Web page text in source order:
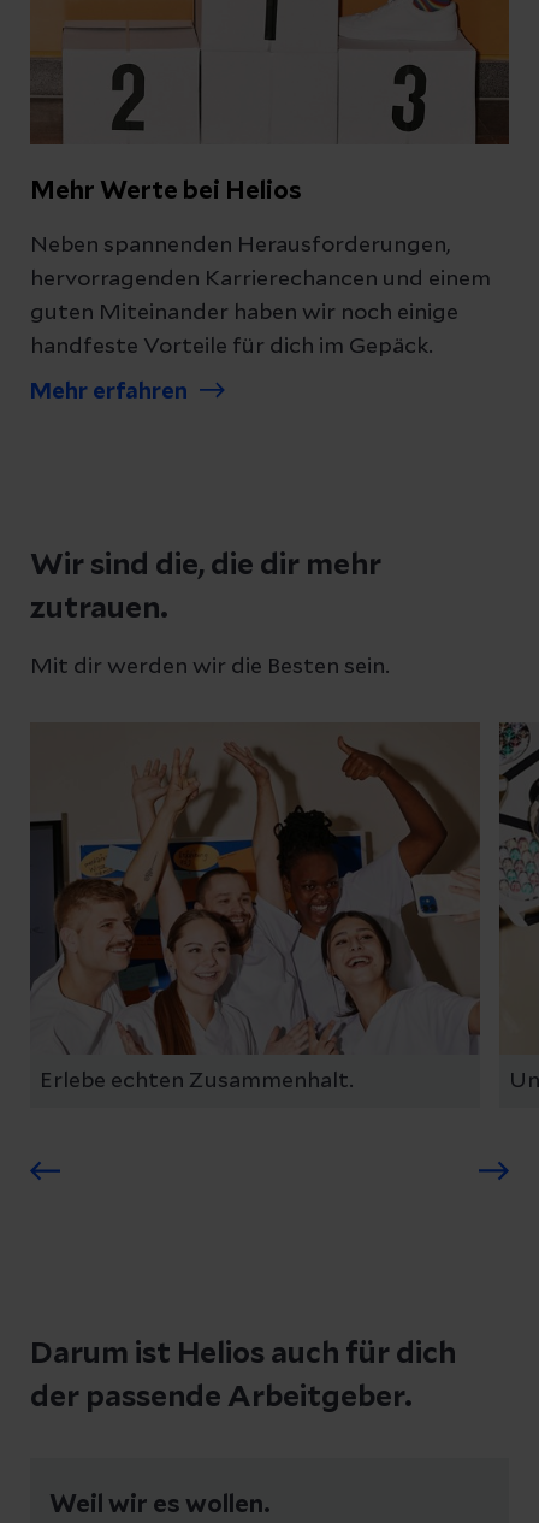
Mehr Werte bei Helios
Neben spannenden Herausforderungen,
hervorragenden Karrierechancen und einem
guten Miteinander haben wir noch einige
handfeste Vorteile für dich im Gepäck.
Mehr erfahren
Wir sind die, die dir mehr
zutrauen.
Mit dir werden wir die Besten sein.
Erlebe echten Zusammenhalt.
Darum ist Helios auch für dich
der passende Arbeitgeber.
Weil wir es wollen.